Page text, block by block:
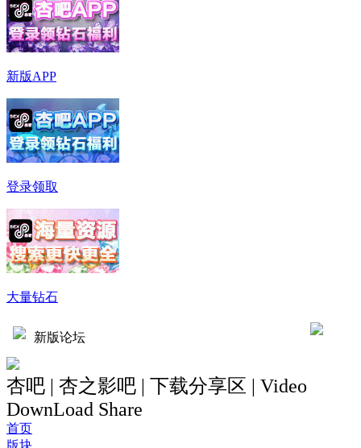
新版APP
登录领取
大量钻石
新版论坛
杏吧 | 杏之影吧 | 下载分享区 | Video
DownLoad Share
首页
版块